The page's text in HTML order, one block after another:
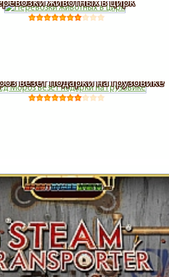
везет подарки на грузовике